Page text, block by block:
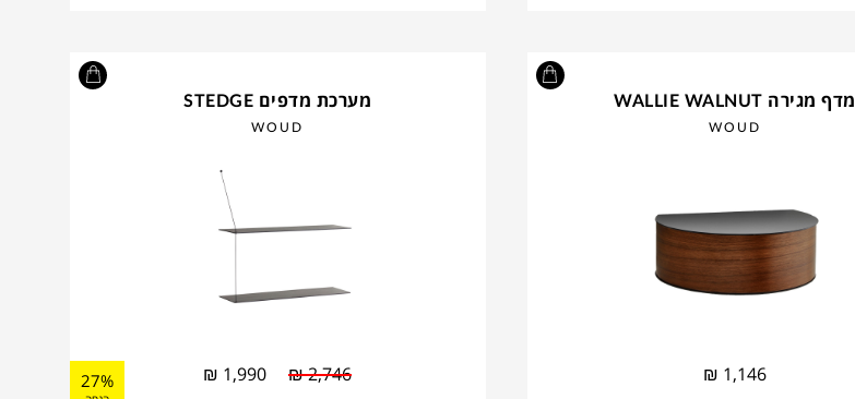
מדף מגירה WALLIE WALNUT
WOUD
₪ 1,146
מערכת מדפים STEDGE
WOUD
₪2,746
₪ 1,990
27%